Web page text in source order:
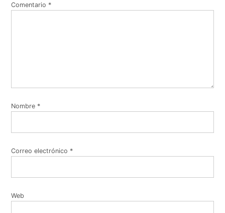
Comentario *
Nombre *
Correo electrónico *
Web